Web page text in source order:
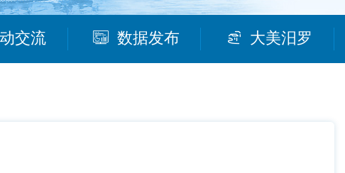
交流 数据发布 大美汨罗